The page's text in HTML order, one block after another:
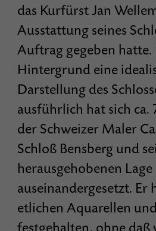
das Kurfürst Jan
Ausstattung seines
Auftrag gegeben hatte.
Hintergrund eine
Darstellung des
ausführlich hat sich ca.
der Schweizer Maler
Schloß Bensberg und
herausgehobenen Lage
auseinandergesetzt. Er
etlichen Aquarellen